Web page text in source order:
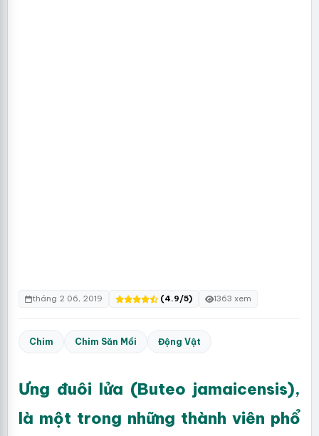
tháng 2 06, 2019 (4.9/5) 1363 xem
Chim Chim Săn Mồi Động Vật
Ưng đuôi lửa (Buteo jamaicensis),
là một trong những thành viên phổ